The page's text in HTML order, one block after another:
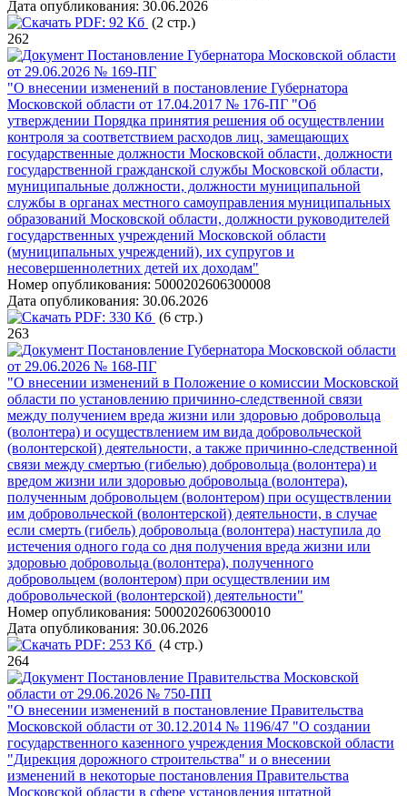
Дата опубликования: 30.06.2026
PDF: 92 Кб (2 стр.)
262
Постановление Губернатора Московской области
от 29.06.2026 № 169-ПГ
"О внесении изменений в постановление Губернатора
Московской области от 17.04.2017 № 176-ПГ "Об
утверждении Порядка принятия решения об осуществлении
контроля за соответствием расходов лиц, замещающих
государственные должности Московской области, должности
государственной гражданской службы Московской области,
муниципальные должности, должности муниципальной
службы в органах местного самоуправления муниципальных
образований Московской области, должности руководителей
государственных учреждений Московской области
(муниципальных учреждений), их супругов и
несовершеннолетних детей их доходам"
Номер опубликования: 5000202606300008
Дата опубликования: 30.06.2026
PDF: 330 Кб (6 стр.)
263
Постановление Губернатора Московской области
от 29.06.2026 № 168-ПГ
"О внесении изменений в Положение о комиссии Московской
области по установлению причинно-следственной связи
между получением вреда жизни или здоровью добровольца
(волонтера) и осуществлением им вида добровольческой
(волонтерской) деятельности, а также причинно-следственной
связи между смертью (гибелью) добровольца (волонтера) и
вредом жизни или здоровью добровольца (волонтера),
полученным добровольцем (волонтером) при осуществлении
им добровольческой (волонтерской) деятельности, в случае
если смерть (гибель) добровольца (волонтера) наступила до
истечения одного года со дня получения вреда жизни или
здоровью добровольца (волонтера), полученного
добровольцем (волонтером) при осуществлении им
добровольческой (волонтерской) деятельности"
Номер опубликования: 5000202606300010
Дата опубликования: 30.06.2026
PDF: 253 Кб (4 стр.)
264
Постановление Правительства Московской
области от 29.06.2026 № 750-ПП
"О внесении изменений в постановление Правительства
Московской области от 30.12.2014 № 1196/47 "О создании
государственного казенного учреждения Московской области
"Дирекция дорожного строительства" и о внесении
изменений в некоторые постановления Правительства
Московской области в сфере установления штатной